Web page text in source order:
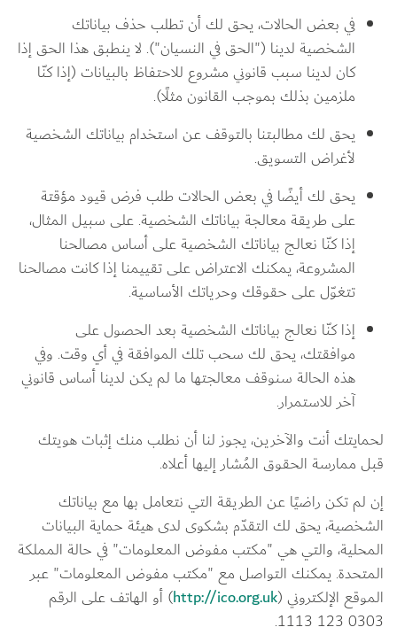
في بعض الحالات، يحق لك أن تطلب حذف بياناتك
الشخصية لدينا ("الحق في النسيان"). لا ينطبق هذا الحق إذا
كان لدينا سبب قانوني مشروع للاحتفاظ بالبيانات (إذا كنّا
ملزمين بذلك بموجب القانون مثلًا).
يحق لك مطالبتنا بالتوقف عن استخدام بياناتك الشخصية
لأغراض التسويق.
يحق لك أيضًا في بعض الحالات طلب فرض قيود مؤقتة
على طريقة معالجة بياناتك الشخصية. على سبيل المثال،
إذا كنّا نعالج بياناتك الشخصية على أساس مصالحنا
المشروعة، يمكنك الاعتراض على تقييمنا إذا كانت مصالحنا
تتغوّل على حقوقك وحرياتك الأساسية.
إذا كنّا نعالج بياناتك الشخصية بعد الحصول على
موافقتك، يحق لك سحب تلك الموافقة في أي وقت. وفي
هذه الحالة سنوقف معالجتها ما لم يكن لدينا أساس قانوني
آخر للاستمرار.
لحمايتك أنت والآخرين، يجوز لنا أن نطلب منك إثبات هويتك
قبل ممارسة الحقوق المُشار إليها أعلاه.
إن لم تكن راضيًا عن الطريقة التي نتعامل بها مع بياناتك
الشخصية، يحق لك التقدّم بشكوى لدى هيئة حماية البيانات
المحلية، والتي هي "مكتب مفوض المعلومات" في حالة المملكة
المتحدة. يمكنك التواصل مع "مكتب مفوض المعلومات" عبر
الموقع الإلكتروني (http://ico.org.uk) أو الهاتف على الرقم
0303 123 1113.